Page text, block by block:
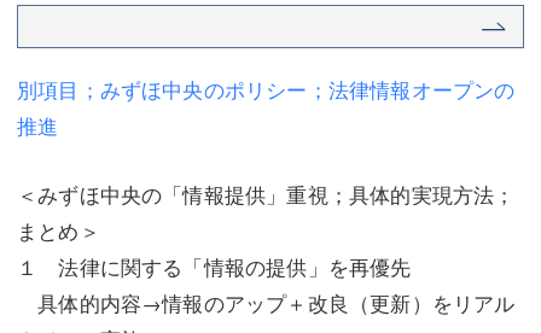
アクセス
東京事務所 (新宿・四谷)
埼玉事務所 (さいたま市)
川口事務所（埼玉県川口市）
東京事務所 (新宿・四谷)
埼玉事務所 (さいたま市)
川口事務所（埼玉県川口市）
お問い合せフォーム
別項目；みずほ中央のポリシー；法律情報オープンの
推進
＜みずほ中央の「情報提供」重視；具体的実現方法；
まとめ＞
１ 法律に関する「情報の提供」を再優先
具体的内容→情報のアップ＋改良（更新）をリアル